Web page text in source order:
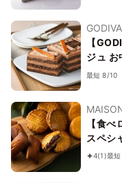
GODIVA
【
ジュ
最短 8/10
【食
スペシ
4(1)最